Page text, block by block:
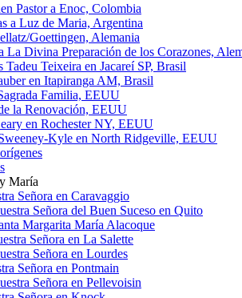
Pastor a Enoc, Colombia
a Luz de Maria, Argentina
Goettingen, Alemania
La Divina Preparación de los Corazones,
Tadeu Teixeira en Jacareí SP, Brasil
en Itapiranga AM, Brasil
Familia, EEUU
la Renovación, EEUU
en Rochester NY, EEUU
Kyle en North Ridgeville, EEUU
María
Señora en Caravaggio
Señora del Buen Suceso en Quito
Margarita María Alacoque
Señora en La Salette
Señora en Lourdes
Señora en Pontmain
Señora en Pellevoisin